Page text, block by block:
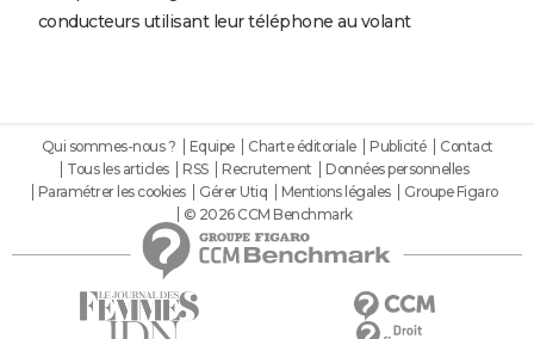
conducteurs utilisant leur téléphone au volant
Qui sommes-nous ? Equipe Charte éditoriale Publicité
Contact
Tous les articles
RSS Recrutement
Données personnelles
Paramétrer les cookies
Gérer Utiq Mentions légales
Groupe Figaro
© 2026 CCM Benchmark